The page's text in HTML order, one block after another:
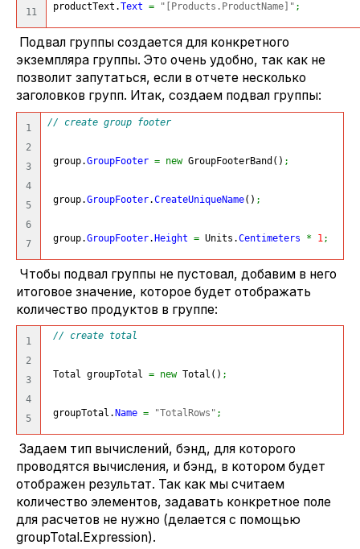
productText.Text = "[Products.ProductName]" ;
Подвал группы создается для конкретного
экземпляра группы. Это очень удобно, так как не
позволит запутаться, если в отчете несколько
заголовков групп. Итак, создаем подвал группы:
1
2
3
4
5
6
// create group footer
group.GroupFooter = new GroupFooterBand ( ) ;
group.GroupFooter.CreateUniqueName( ) ;
group.GroupFooter.Height = Units.Centimeters * 1 ;
Чтобы подвал группы не пустовал, добавим в него
итоговое значение, которое будет отображать
количество продуктов в группе:
1
2
3
4
// create total
Total groupTotal = new Total ( ) ;
groupTotal. Name = "TotalRows" ;
Задаем тип вычислений, бэнд, для которого
проводятся вычисления, и бэнд, в котором будет
отображен результат. Так как мы считаем
количество элементов, задавать конкретное поле
для расчетов не нужно (делается с помощью
groupTotal.Expression).